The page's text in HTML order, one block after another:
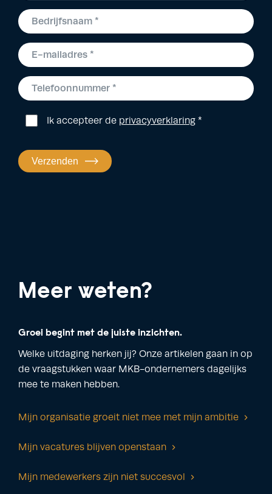
Ik accepteer de privacyverklaring *
Verzenden
Meer weten?
Groei begint met de juiste inzichten.
Welke uitdaging herken jij? Onze artikelen gaan in op
de vraagstukken waar MKB-ondernemers dagelijks
mee te maken hebben.
Mijn organisatie groeit niet mee met mijn ambitie
Mijn vacatures blijven openstaan
Mijn medewerkers zijn niet succesvol